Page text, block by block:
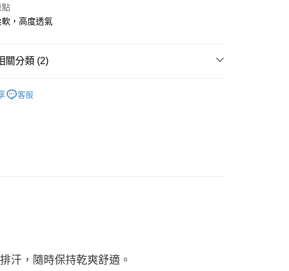
，滿NT$3,500(含以上)免運費
點
，高度透氣
關分類 (2)
客服
汗，隨時保持乾爽舒適。